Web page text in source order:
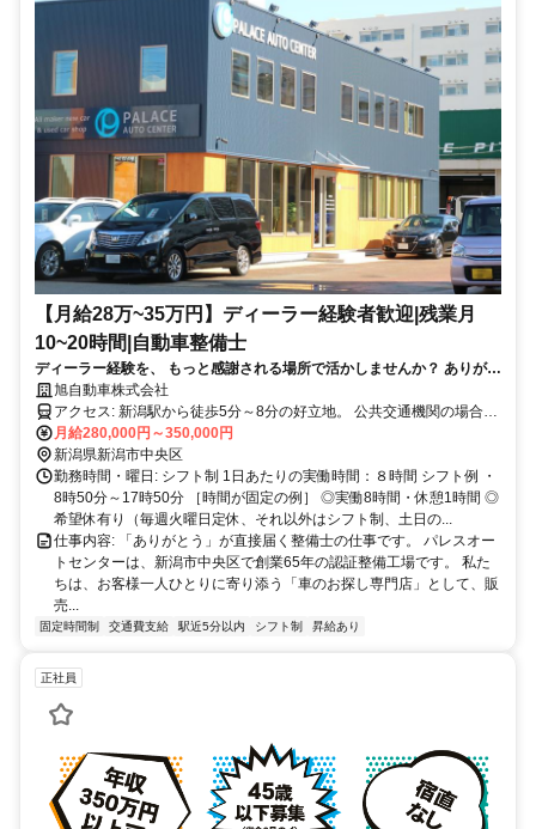
【月給28万~35万円】ディーラー経験者歓迎|残業月
10~20時間|自動車整備士
ディーラー経験を、 もっと感謝される場所で活かしませんか？ ありがと
うと言われる整備士へ。 車を直すだけではなく、お客様の笑顔までつく
る仕事です。
旭自動車株式会社
アクセス: 新潟駅から徒歩5分～8分の好立地。 公共交通機関の場合：
新潟駅南口からドン・キホーテ様の交差点左折。一つ目の交差点の
角。 マイカーの場合：新潟駅南の笹出線沿い駅南マクドナルド様向
かいです。 社員駐車場完備。 マイカー、バス、電車なんでも来れる
好立地。 東京に遊びに行くとき、駅に飲みに行くとき、ちょっと駅
までお買い物、社員なら車を停めて行けるとっても利便性の高い場所
です。
月給280,000円～350,000円
新潟県新潟市中央区
勤務時間・曜日: シフト制 1日あたりの実働時間：８時間 シフト例 ・
8時50分～17時50分 ［時間が固定の例］ ◎実働8時間・休憩1時間 ◎
希望休有り（毎週火曜日定休、それ以外はシフト制、土日の...
仕事内容: 「ありがとう」が直接届く整備士の仕事です。 パレスオー
トセンターは、新潟市中央区で創業65年の認証整備工場です。 私た
ちは、お客様一人ひとりに寄り添う「車のお探し専門店」として、販
売...
固定時間制 交通費支給 駅近5分以内 シフト制 昇給あり
正社員